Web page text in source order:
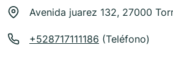
Avenida juarez 132, 27000
+528717111186 (Teléfono)